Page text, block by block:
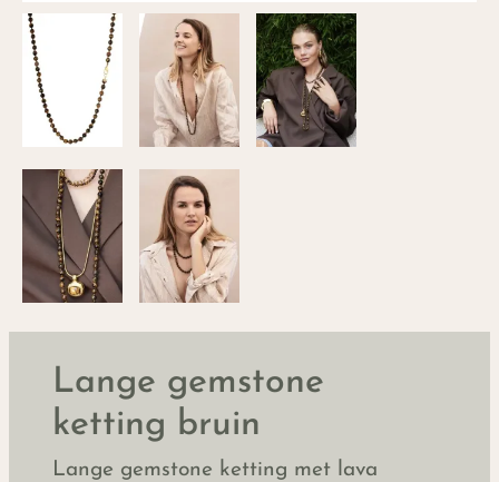
Lange gemstone
ketting bruin
Lange gemstone ketting met lava